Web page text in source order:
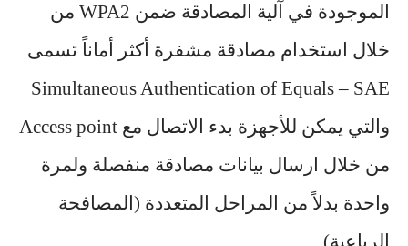
الموجودة في آلية المصادقة ضمن WPA2 من
خلال استخدام مصادقة مشفرة أكثر أماناً تسمى
Simultaneous Authentication of Equals – SAE
والتي يمكن للأجهزة بدء الاتصال مع Access point
من خلال ارسال بيانات مصادقة منفصلة ولمرة
واحدة بدلاً من المراحل المتعددة (المصافحة